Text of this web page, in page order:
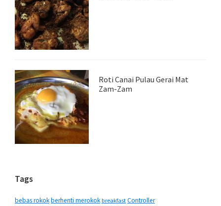
Roti Canai Pulau Gerai Mat
Zam-Zam
Tags
bebas rokokberhenti merokok breakfast Controller